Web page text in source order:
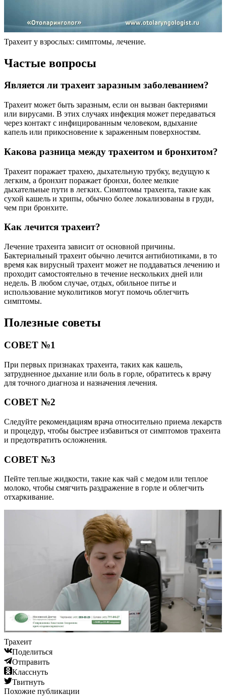
Трахеит у взрослых: симптомы, лечение.
Частые вопросы
Является ли трахеит заразным заболеванием?
Трахеит может быть заразным, если он вызван бактериями
или вирусами. В этих случаях инфекция может передаваться
через контакт с инфицированным человеком, вдыхание
капель или прикосновение к зараженным поверхностям.
Какова разница между трахеитом и бронхитом?
Трахеит поражает трахею, дыхательную трубку, ведущую к
легким, а бронхит поражает бронхи, более мелкие
дыхательные пути в легких. Симптомы трахеита, такие как
сухой кашель и хрипы, обычно более локализованы в груди,
чем при бронхите.
Как лечится трахеит?
Лечение трахеита зависит от основной причины.
Бактериальный трахеит обычно лечится антибиотиками, в то
время как вирусный трахеит может не поддаваться лечению и
проходит самостоятельно в течение нескольких дней или
недель. В любом случае, отдых, обильное питье и
использование муколитиков могут помочь облегчить
симптомы.
Полезные советы
СОВЕТ №1
При первых признаках трахеита, таких как кашель,
затрудненное дыхание или боль в горле, обратитесь к врачу
для точного диагноза и назначения лечения.
СОВЕТ №2
Следуйте рекомендациям врача относительно приема лекарств
и процедур, чтобы быстрее избавиться от симптомов трахеита
и предотвратить осложнения.
СОВЕТ №3
Пейте теплые жидкости, такие как чай с медом или теплое
молоко, чтобы смягчить раздражение в горле и облегчить
отхаркивание.
Трахеит
Поделиться
Отправить
Класснуть
Твитнуть
Похожие публикации